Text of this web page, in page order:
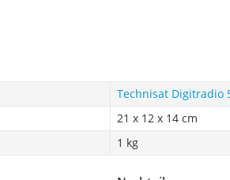
Technisat Digitradio
21 x 12 x 14 cm
1 kg